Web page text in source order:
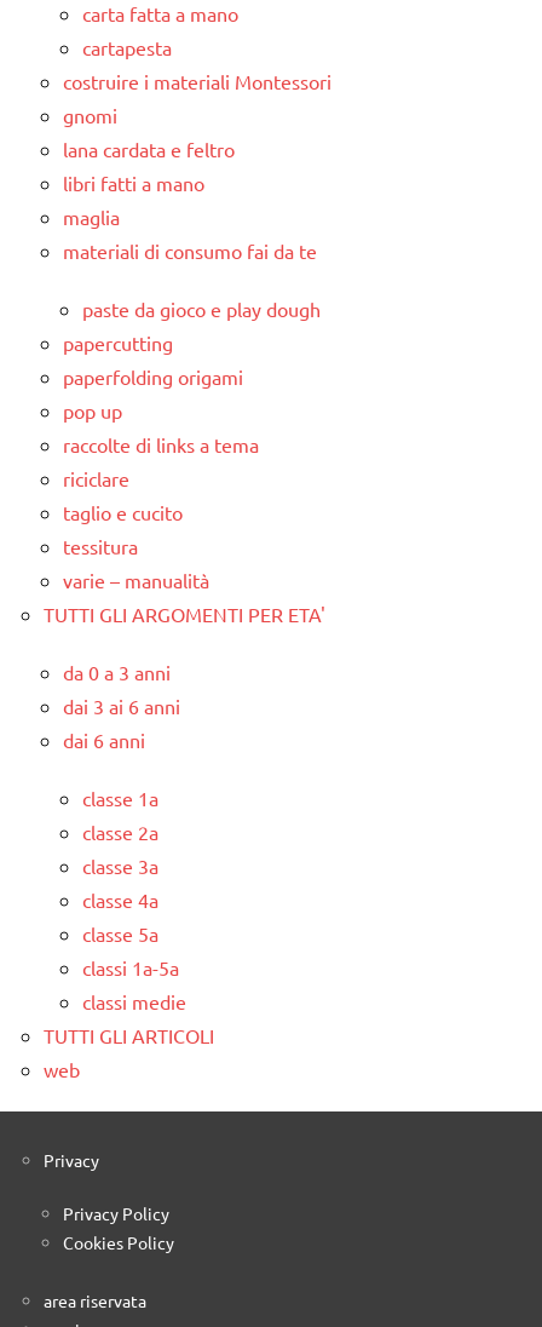
carta fatta a mano
cartapesta
costruire i materiali Montessori
gnomi
lana cardata e feltro
libri fatti a mano
maglia
materiali di consumo fai da te
paste da gioco e play dough
papercutting
paperfolding origami
pop up
raccolte di links a tema
riciclare
taglio e cucito
tessitura
varie – manualità
TUTTI GLI ARGOMENTI PER ETA'
da 0 a 3 anni
dai 3 ai 6 anni
dai 6 anni
classe 1a
classe 2a
classe 3a
classe 4a
classe 5a
classi 1a-5a
classi medie
TUTTI GLI ARTICOLI
web
Privacy
Privacy Policy
Cookies Policy
area riservata